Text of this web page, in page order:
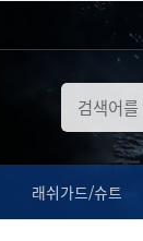
래쉬가드/슈트